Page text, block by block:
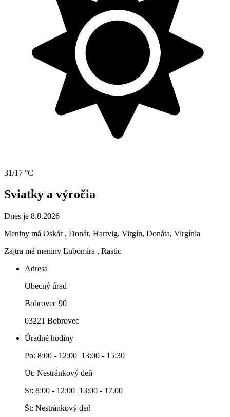
31/17 °C
Sviatky a výročia
Dnes je 8.8.2026
Meniny má Oskár , Donát, Hartvig, Virgín, Donáta, Virgínia
Zajtra má meniny Ľubomíra , Rastic
Adresa
Obecný úrad
Bobrovec 90
03221 Bobrovec
Úradné hodiny
Po: 8:00 - 12:00 13:00 - 15:30
Ut: Nestránkový deň
St: 8:00 - 12:00 13:00 - 17.00
Št: Nestránkový deň